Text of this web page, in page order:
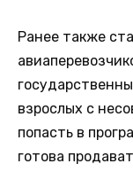
Ранее также
взрослых с
попасть в
готова